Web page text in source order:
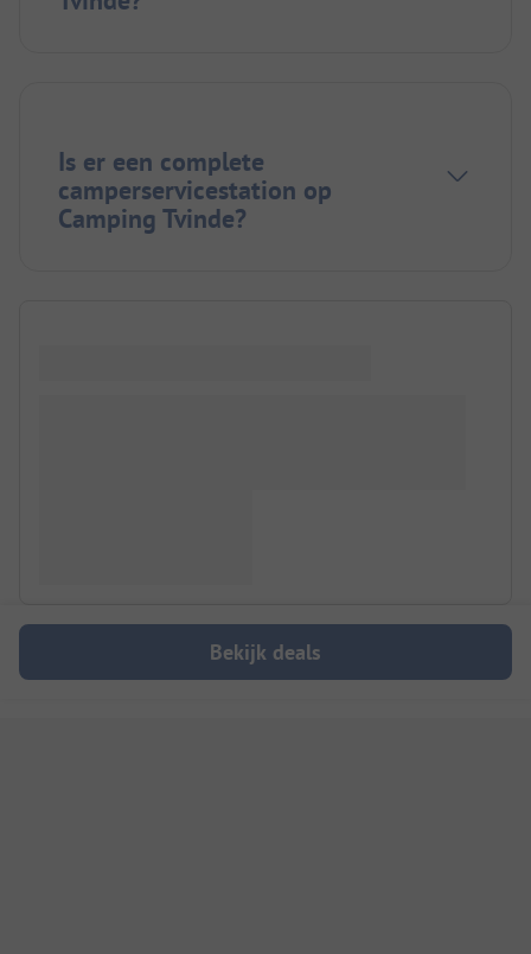
Is er een complete
camperservicestation op
Camping Tvinde?
Bekijk deals